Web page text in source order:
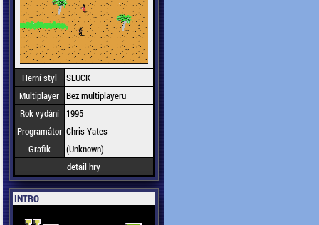
Herní styl
SEUCK
Multiplayer Bez multiplayeru
Rok vydání
1995
Programátor Chris Yates
Grafik
(Unknown)
detail hry
INTRO